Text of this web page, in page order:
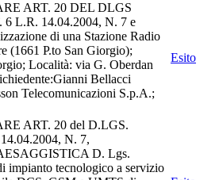
ART. 20 DEL DLGS
6 L.R. 14.04.2004, N. 7 e
di una Stazione Radio
(1661 P.to San Giorgio);
Località: via G. Oberdan
Bellacci
Telecomunicazioni S.p.A.;
Esito
ART. 20 del D.LGS.
N. 7,
D. Lgs.
impianto tecnologico a servizio